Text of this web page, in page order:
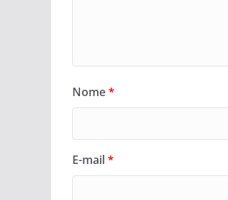
Nome*
E-mail*